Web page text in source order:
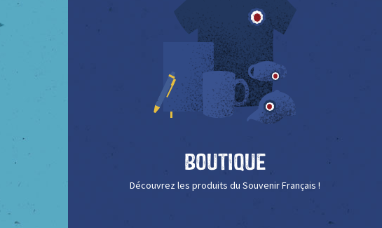
Boutique
Découvrez les produits du Souvenir Français !